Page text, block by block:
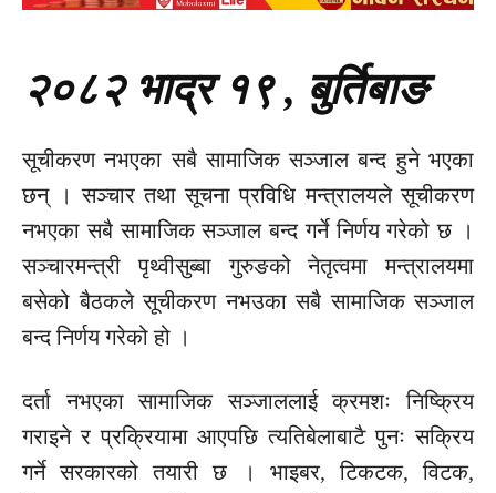
२०८२ भाद्र १९ , बुर्तिबाङ
सूचीकरण नभएका सबै सामाजिक सञ्जाल बन्द हुने भएका
छन् । सञ्चार तथा सूचना प्रविधि मन्त्रालयले सूचीकरण
नभएका सबै सामाजिक सञ्जाल बन्द गर्ने निर्णय गरेको छ ।
सञ्चारमन्त्री पृथ्वीसुब्बा गुरुङको नेतृत्वमा मन्त्रालयमा
बसेको बैठकले सूचीकरण नभउका सबै सामाजिक सञ्जाल
बन्द निर्णय गरेको हो ।
दर्ता नभएका सामाजिक सञ्जाललाई क्रमशः निष्क्रिय
गराइने र प्रक्रियामा आएपछि त्यतिबेलाबाटै पुनः सक्रिय
गर्ने सरकारको तयारी छ । भाइबर, टिकटक, विटक,